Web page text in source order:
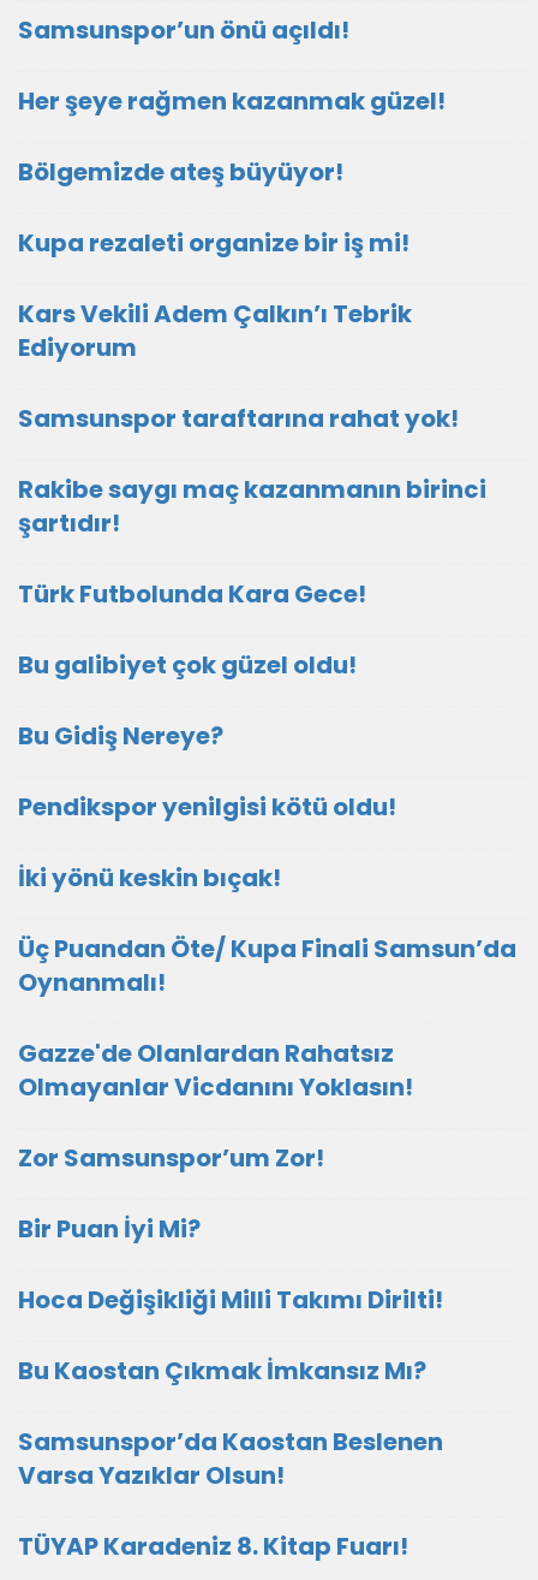
Samsunspor’un önü açıldı!
Her şeye rağmen kazanmak güzel!
Bölgemizde ateş büyüyor!
Kupa rezaleti organize bir iş mi!
Kars Vekili Adem Çalkın’ı Tebrik
Ediyorum
Samsunspor taraftarına rahat yok!
Rakibe saygı maç kazanmanın birinci
şartıdır!
Türk Futbolunda Kara Gece!
Bu galibiyet çok güzel oldu!
Bu Gidiş Nereye?
Pendikspor yenilgisi kötü oldu!
İki yönü keskin bıçak!
Üç Puandan Öte/ Kupa Finali Samsun’da
Oynanmalı!
Gazze'de Olanlardan Rahatsız
Olmayanlar Vicdanını Yoklasın!
Zor Samsunspor’um Zor!
Bir Puan İyi Mi?
Hoca Değişikliği Milli Takımı Dirilti!
Bu Kaostan Çıkmak İmkansız Mı?
Samsunspor’da Kaostan Beslenen
Varsa Yazıklar Olsun!
TÜYAP Karadeniz 8. Kitap Fuarı!